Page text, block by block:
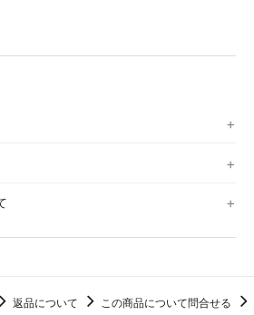
ノイズが多少あり。
シールド未開封。
中古品としては良好。
底割れや裂けがみられるもの。
返品について この商品について問合せる